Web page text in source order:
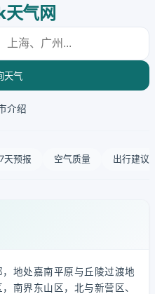
气网
天气
介绍
7天预报 空气质量 出行建议
地处嘉南平原与丘陵过渡地
南界东山区，北与新营区、